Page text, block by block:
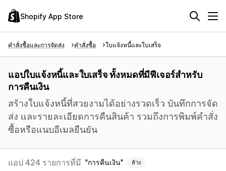
Shopify App Store
คำสั่งซื้อและการจัดส่ง คำสั่งซื้อ ใบแจ้งหนี้และใบเสร็จ
แอปใบแจ้งหนี้และใบเสร็จ ทั้งหมดที่มีฟีเจอร์สำหรับ
การคืนเงิน
สร้างใบแจ้งหนี้ที่สวยงามได้อย่างรวดเร็ว บันทึกการจัด
ส่ง และรายละเอียดการคืนสินค้า รวมถึงการพิมพ์คำสั่ง
ซื้อหรือแนบอีเมลยืนยัน
แอป 424 รายการที่มี การคืนเงิน ล้าง